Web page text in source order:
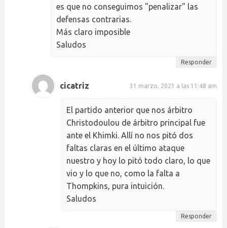
es que no conseguimos "penalizar" las
defensas contrarias.
Más claro imposible
Saludos
Responder
cicatriz 31 marzo, 2021 a las 11:48 am
El partido anterior que nos árbitro
Christodoulou de árbitro principal fue
ante el Khimki. Allí no nos pitó dos
faltas claras en el último ataque
nuestro y hoy lo pitó todo claro, lo que
vio y lo que no, como la falta a
Thompkins, pura intuición.
Saludos
Responder